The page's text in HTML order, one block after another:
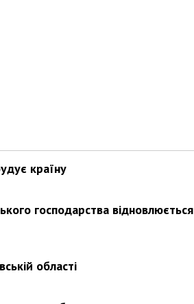
країну
господарства відновлюється
області